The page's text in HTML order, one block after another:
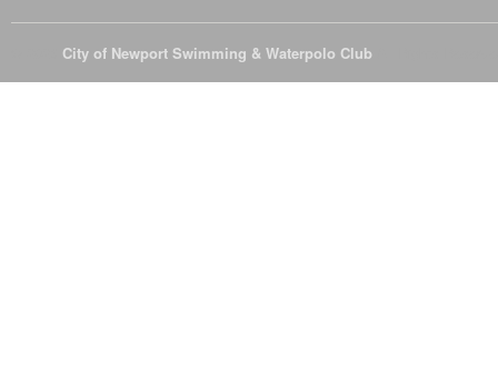
City of Newport Swimming & Waterpolo Club